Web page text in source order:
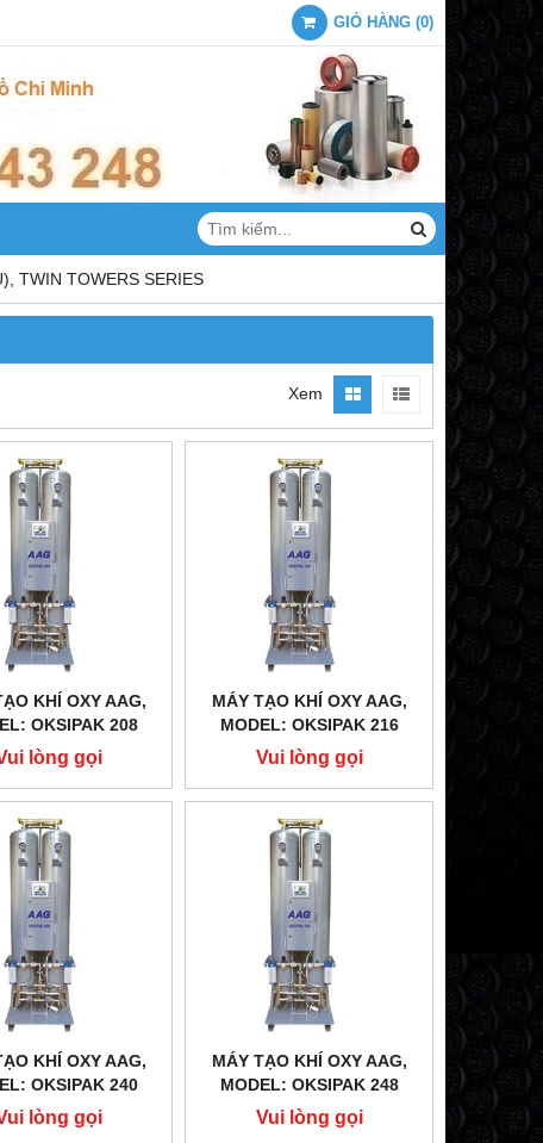
GIỎ HÀNG (0)
TWIN TOWERS SERIES
Xem
KHÍ OXY AAG,
OKSIPAK 208
lòng gọi
MÁY TẠO KHÍ OXY AAG,
MODEL: OKSIPAK 216
Vui lòng gọi
KHÍ OXY AAG,
OKSIPAK 240
lòng gọi
MÁY TẠO KHÍ OXY AAG,
MODEL: OKSIPAK 248
Vui lòng gọi